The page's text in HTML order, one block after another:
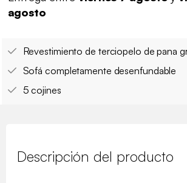
agosto
Revestimiento de terciopelo de pana
Sofá completamente desenfundable
5 cojines
Descripción del producto